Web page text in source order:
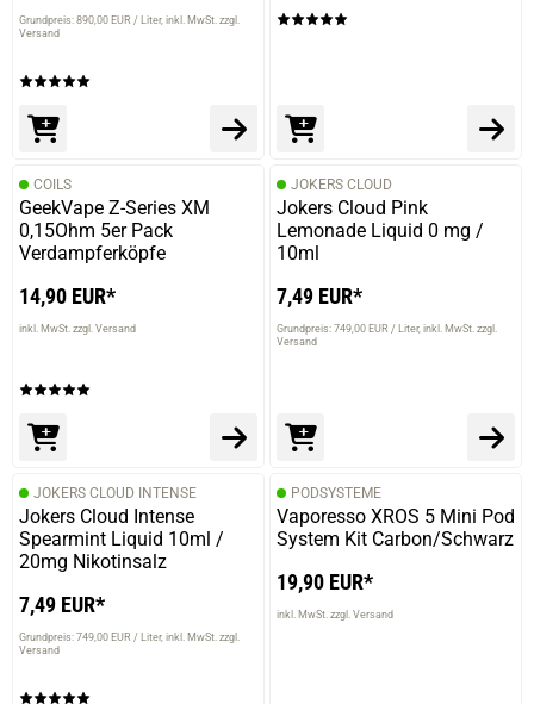
Grundpreis: 890,00 EUR / Liter inkl. MwSt. zzgl.
Versand
COILS
GeekVape Z-Series XM
0,15Ohm 5er Pack
Verdampferköpfe
14,90 EUR*
inkl. MwSt. zzgl. Versand
JOKERS CLOUD
Jokers Cloud Pink
Lemonade Liquid 0 mg /
10ml
7,49 EUR*
Grundpreis: 749,00 EUR / Liter inkl. MwSt. zzgl.
Versand
JOKERS CLOUD INTENSE
Jokers Cloud Intense
Spearmint Liquid 10ml /
20mg Nikotinsalz
7,49 EUR*
Grundpreis: 749,00 EUR / Liter inkl. MwSt. zzgl.
Versand
PODSYSTEME
Vaporesso XROS 5 Mini Pod
System Kit Carbon/Schwarz
19,90 EUR*
inkl. MwSt. zzgl. Versand